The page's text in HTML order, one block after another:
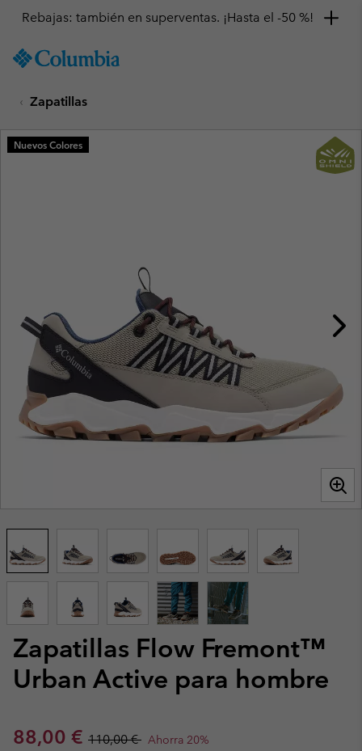
TO
SKIP
MAIN
NAV
Rebajas: también en superventas. ¡Hasta el -50 %!
Zapatillas
Zapatillas Flow Fremont™
Urban Active para hombre
Sale price:
88,00 € Regular price:
110,00 € Ahorra 20%
Nuevos Colores